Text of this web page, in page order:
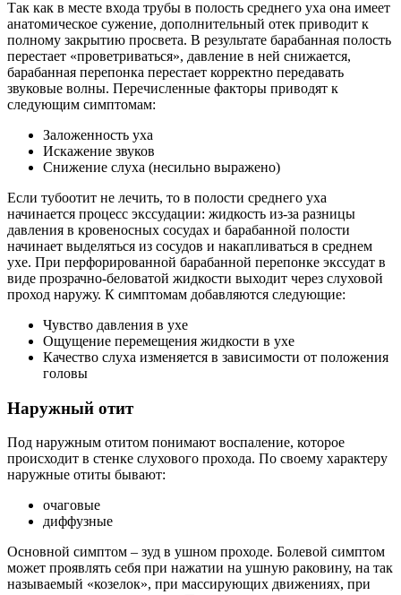
Так как в месте входа трубы в полость среднего уха она имеет
анатомическое сужение, дополнительный отек приводит к
полному закрытию просвета. В результате барабанная полость
перестает «проветриваться», давление в ней снижается,
барабанная перепонка перестает корректно передавать
звуковые волны. Перечисленные факторы приводят к
следующим симптомам:
Заложенность уха
Искажение звуков
Снижение слуха (несильно выражено)
Если тубоотит не лечить, то в полости среднего уха
начинается процесс экссудации: жидкость из-за разницы
давления в кровеносных сосудах и барабанной полости
начинает выделяться из сосудов и накапливаться в среднем
ухе. При перфорированной барабанной перепонке экссудат в
виде прозрачно-беловатой жидкости выходит через слуховой
проход наружу. К симптомам добавляются следующие:
Чувство давления в ухе
Ощущение перемещения жидкости в ухе
Качество слуха изменяется в зависимости от положения
головы
Наружный отит
Под наружным отитом понимают воспаление, которое
происходит в стенке слухового прохода. По своему характеру
наружные отиты бывают:
очаговые
диффузные
Основной симптом – зуд в ушном проходе. Болевой симптом
может проявлять себя при нажатии на ушную раковину, на так
называемый «козелок», при массирующих движениях, при